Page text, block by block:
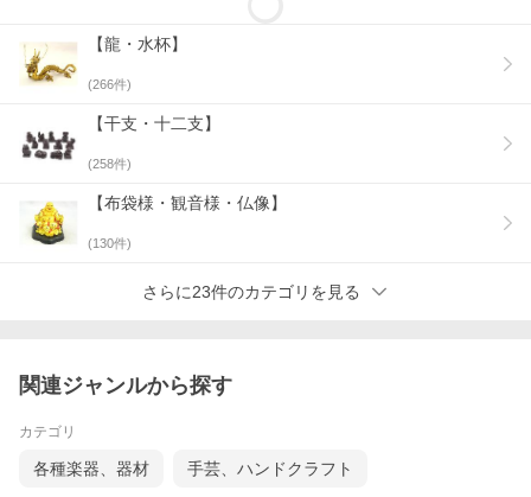
【龍・水杯】
(266件)
【干支・十二支】
(258件)
【布袋様・観音様・仏像】
(130件)
さらに23件のカテゴリを見る
関連ジャンルから探す
カテゴリ
各種楽器、器材 手芸、ハンドクラフト